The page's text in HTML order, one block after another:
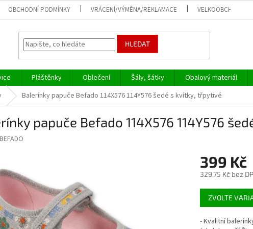
OBCHODNÍ PODMÍNKY VRÁCENÍ/VÝMĚNA/REKLAMACE VELKOOBCHOD
HLEDAT
Pláštěnky Oblečení Šály, šátky Obalový materiál
Balerínky papuče Befado 114X576 114Y576 šedé s kvítky, třpytivé
papuče Befado 114X576 114Y576
BEFADO
399 Kč
329,75 Kč bez
Měrná
cena:
ZVOLTE
- Kvalitní